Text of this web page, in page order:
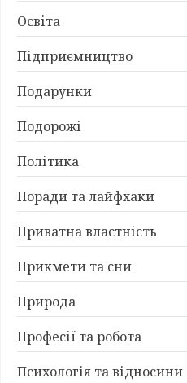
Освіта
Підприємництво
Подарунки
Подорожі
Політика
Поради та лайфхаки
Приватна властність
Прикмети та сни
Природа
Професії та робота
Психологія та відносини